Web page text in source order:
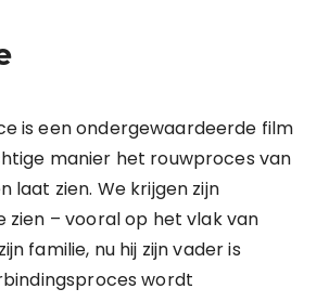
is een ondergewaardeerde film
manier het rouwproces van
laat zien. We krijgen zijn
zien – vooral op het vlak van
familie, nu hij zijn vader is
wordt